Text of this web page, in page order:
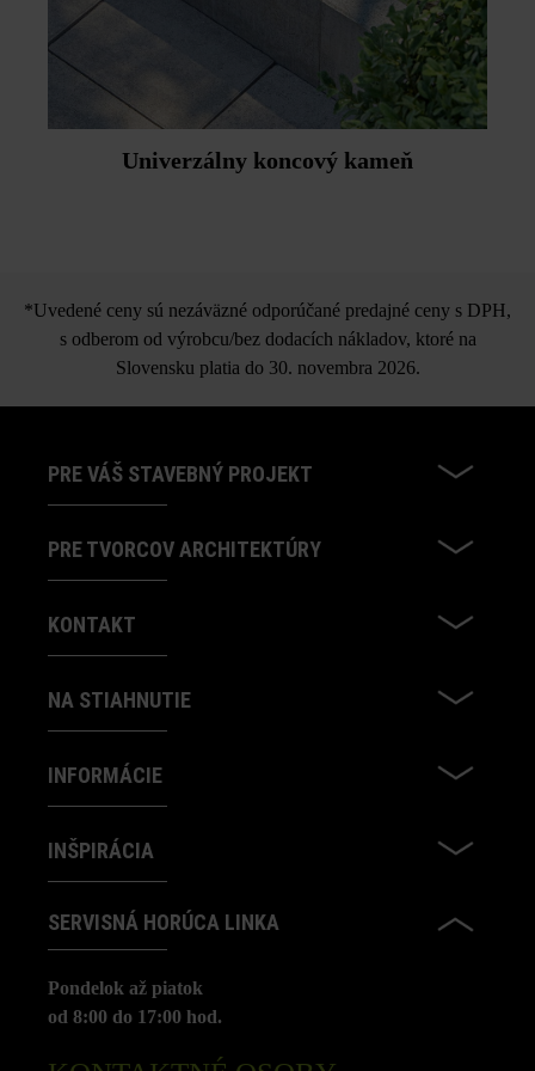
Univerzálny koncový kameň
*Uvedené ceny sú nezáväzné odporúčané predajné ceny s DPH,
s odberom od výrobcu/bez dodacích nákladov, ktoré na
Slovensku platia do 30. novembra 2026.
PRE VÁŠ STAVEBNÝ PROJEKT
PRE TVORCOV ARCHITEKTÚRY
KONTAKT
NA STIAHNUTIE
INFORMÁCIE
INŠPIRÁCIA
SERVISNÁ HORÚCA LINKA
Pondelok až piatok
od 8:00 do 17:00 hod.